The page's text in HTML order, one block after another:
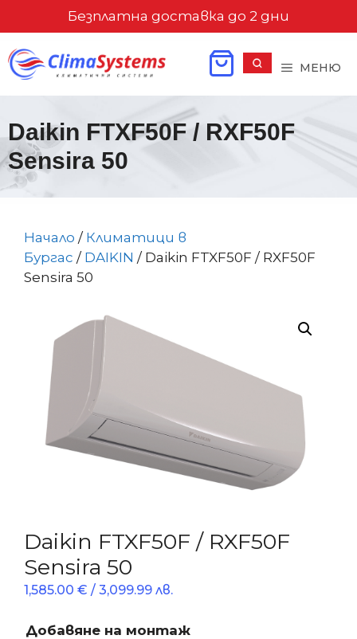
съдържанието
Безплатна доставка до 2 дни
МЕНЮ
Daikin FTXF50F / RXF50F
Sensira 50
Начало / Климатици в
Бургас / DAIKIN / Daikin FTXF50F / RXF50F
Sensira 50
Daikin FTXF50F / RXF50F
Sensira 50
1,585.00 € / 3,099.99 лв.
Добавяне на монтаж